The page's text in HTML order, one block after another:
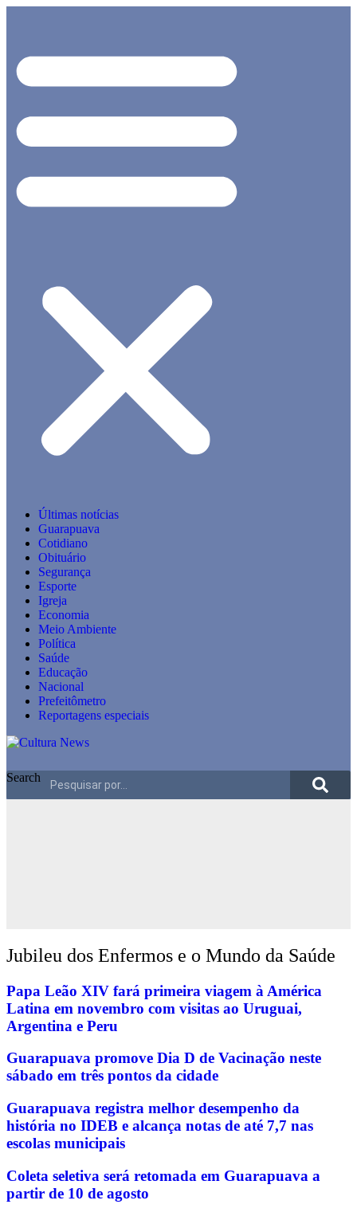
Últimas notícias
Guarapuava
Cotidiano
Obituário
Segurança
Esporte
Igreja
Economia
Meio Ambiente
Política
Saúde
Educação
Nacional
Prefeitômetro
Reportagens especiais
Search
Jubileu dos Enfermos e o Mundo da Saúde
Papa Leão XIV fará primeira viagem à América
Latina em novembro com visitas ao Uruguai,
Argentina e Peru
Guarapuava promove Dia D de Vacinação neste
sábado em três pontos da cidade
Guarapuava registra melhor desempenho da
história no IDEB e alcança notas de até 7,7 nas
escolas municipais
Coleta seletiva será retomada em Guarapuava a
partir de 10 de agosto